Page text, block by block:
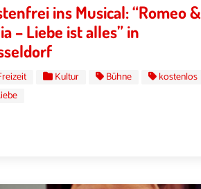
ins Musical: “Romeo &
– Liebe ist alles” in
Kultur Bühne
kostenlos